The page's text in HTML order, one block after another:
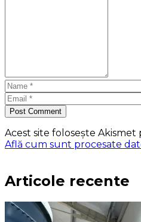
Post Comment
Acest site folosește
Află cum sunt procesate
Articole recente